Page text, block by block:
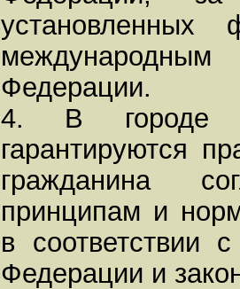
Федерации.
4. В городе
гарантируются
гражданина
принципам и
в соответствии
Федерации и